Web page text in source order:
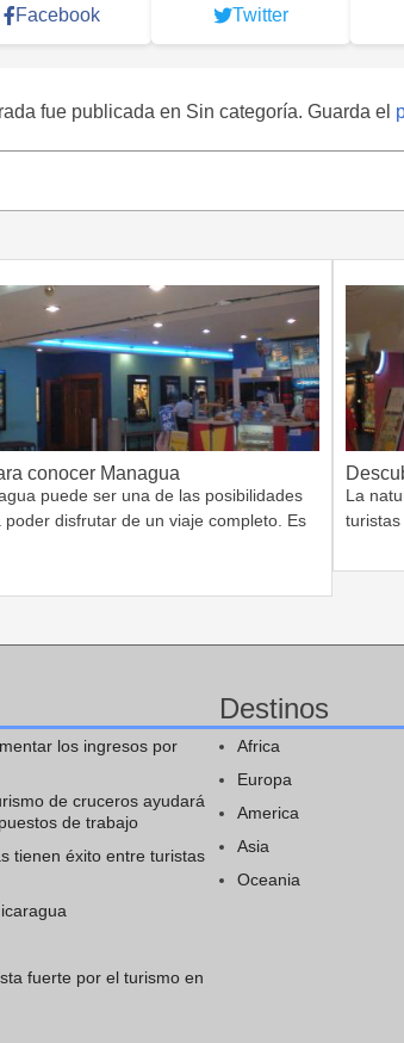
Facebook Twitter
fue publicada en Sin categoría. Guarda el
conocer Managua
puede ser una de las posibilidades
poder disfrutar de un viaje completo. Es
La
los ingresos por
de cruceros ayudará
de trabajo
tienen éxito entre turistas
fuerte por el turismo en
Destinos
Africa
Europa
America
Asia
Oceania